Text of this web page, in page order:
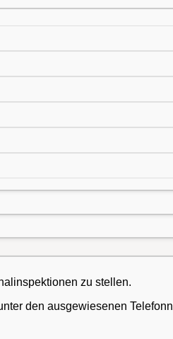
zu stellen.
den ausgewiesenen